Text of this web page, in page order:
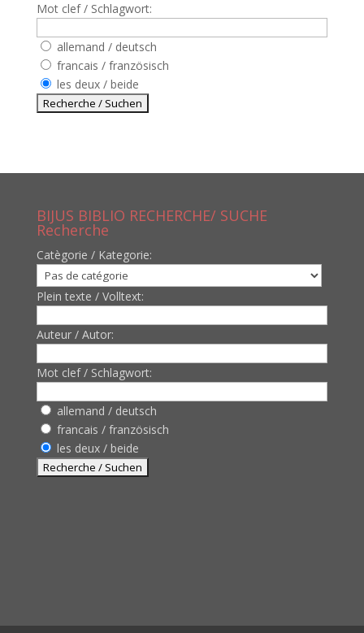
Mot clef / Schlagwort:
allemand / deutsch
francais / französisch
les deux / beide
BIJUS BIBLIO RECHERCHE/ SUCHE
Recherche
Catègorie / Kategorie:
Plein texte / Volltext:
Auteur / Autor:
Mot clef / Schlagwort:
allemand / deutsch
francais / französisch
les deux / beide